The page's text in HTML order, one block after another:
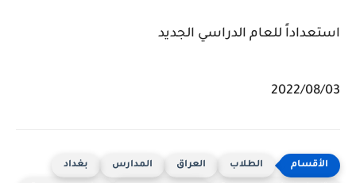
استعداداً للعام الدراسي الجديد
2022/08/03
الطلاب العراق المدارس بغداد